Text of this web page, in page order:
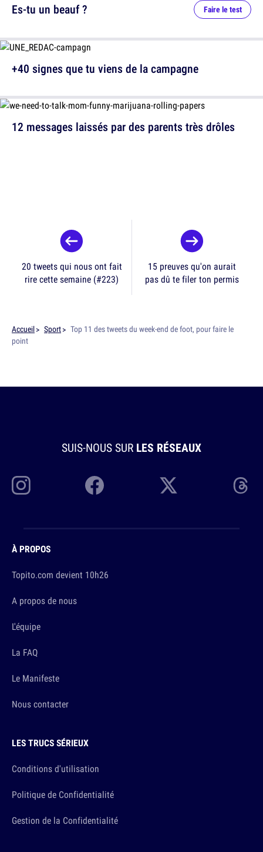
12 messages laissés par des parents très drôles
Es-tu un beauf ? Faire le test
+40 signes que tu viens de la campagne
20 tweets qui nous ont fait
rire cette semaine (#223)
15 preuves qu'on aurait
pas dû te filer ton permis
Accueil Sport
Top 11 des tweets du week-end de foot, pour faire le
point
SUIS-NOUS SUR LES RÉSEAUX
À PROPOS
Topito.com devient 10h26
A propos de nous
L'équipe
La FAQ
Le Manifeste
Nous contacter
LES TRUCS SÉRIEUX
Conditions d'utilisation
Politique de Confidentialité
Gestion de la Confidentialité